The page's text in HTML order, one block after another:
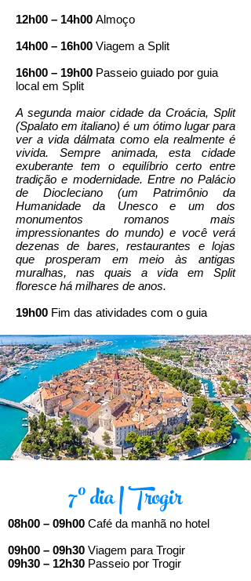
12h00 – 14h00 Almoço
14h00 – 16h00 Viagem a Split
16h00 – 19h00 Passeio guiado por guia
local em Split
A segunda maior cidade da Croácia, Split
(Spalato em italiano) é um ótimo lugar para
ver a vida dálmata como ela realmente é
vivida. Sempre animada, esta cidade
exuberante tem o equilíbrio certo entre
tradição e modernidade. Entre no Palácio
de Diocleciano (um Patrimônio da
Humanidade da Unesco e um dos
monumentos romanos mais
impressionantes do mundo) e você verá
dezenas de bares, restaurantes e lojas
que prosperam em meio às antigas
muralhas, nas quais a vida em Split
floresce há milhares de anos.​
19h00 Fim das atividades com o guia
7º dia | Trogir
08h00 – 09h00 Café da manhã no hotel
09h00 – 09h30 Viagem para Trogir
09h30 – 12h30 Passeio por Trogir​